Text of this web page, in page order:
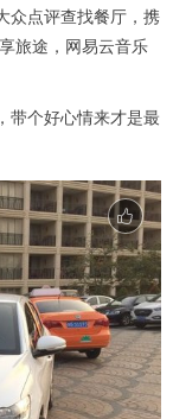
点评查找餐厅，携
旅途，网易云音乐
个好心情来才是最